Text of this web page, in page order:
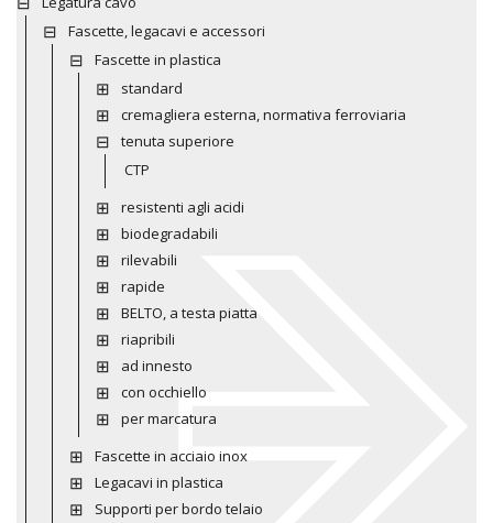
Fascette, legacavi e accessori
Fascette in plastica
standard
cremagliera esterna, normativa ferroviaria
tenuta superiore
CTP
resistenti agli acidi
biodegradabili
rilevabili
rapide
BELTO, a testa piatta
riapribili
ad innesto
con occhiello
per marcatura
Fascette in acciaio inox
Legacavi in plastica
Supporti per bordo telaio